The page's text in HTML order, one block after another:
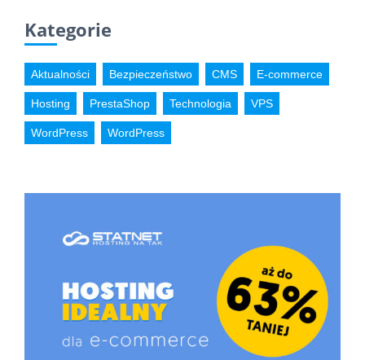
Kategorie
Aktualności Bezpieczeństwo CMS E-commerce
Hosting PrestaShop Technologia VPS
WordPress WordPress